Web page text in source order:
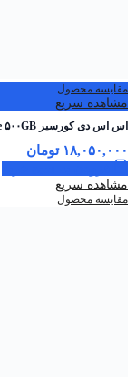
مقایسه محصول
مشاهده سریع
اس اس دی کورسیر MP۶۰۰ PRO M.۲ ۲۲۸۰ NVMe ۵۰۰GB
۱۸,۰۵۰,۰۰۰ تومان
مشاهده سریع
مقایسه محصول